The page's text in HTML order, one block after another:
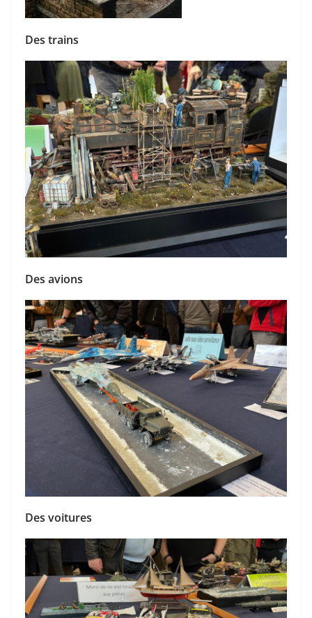
Des trains
Des avions
Des voitures